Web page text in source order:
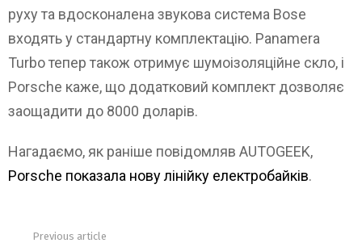
руху та вдосконалена звукова система Bose
входять у стандартну комплектацію. Panamera
Turbo тепер також отримує шумоізоляційне скло, і
Porsche каже, що додатковий комплект дозволяє
заощадити до 8000 доларів.
Нагадаємо, як раніше повідомляв AUTOGEEK,
Porsche показала нову лінійку електробайків.
Previous article